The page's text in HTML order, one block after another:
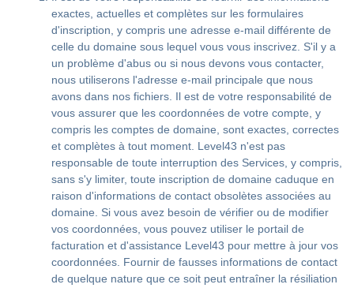
exactes, actuelles et complètes sur les formulaires
d'inscription, y compris une adresse e-mail différente de
celle du domaine sous lequel vous vous inscrivez. S'il y a
un problème d'abus ou si nous devons vous contacter,
nous utiliserons l'adresse e-mail principale que nous
avons dans nos fichiers. Il est de votre responsabilité de
vous assurer que les coordonnées de votre compte, y
compris les comptes de domaine, sont exactes, correctes
et complètes à tout moment. Level43 n'est pas
responsable de toute interruption des Services, y compris,
sans s'y limiter, toute inscription de domaine caduque en
raison d'informations de contact obsolètes associées au
domaine. Si vous avez besoin de vérifier ou de modifier
vos coordonnées, vous pouvez utiliser le portail de
facturation et d'assistance Level43 pour mettre à jour vos
coordonnées. Fournir de fausses informations de contact
de quelque nature que ce soit peut entraîner la résiliation